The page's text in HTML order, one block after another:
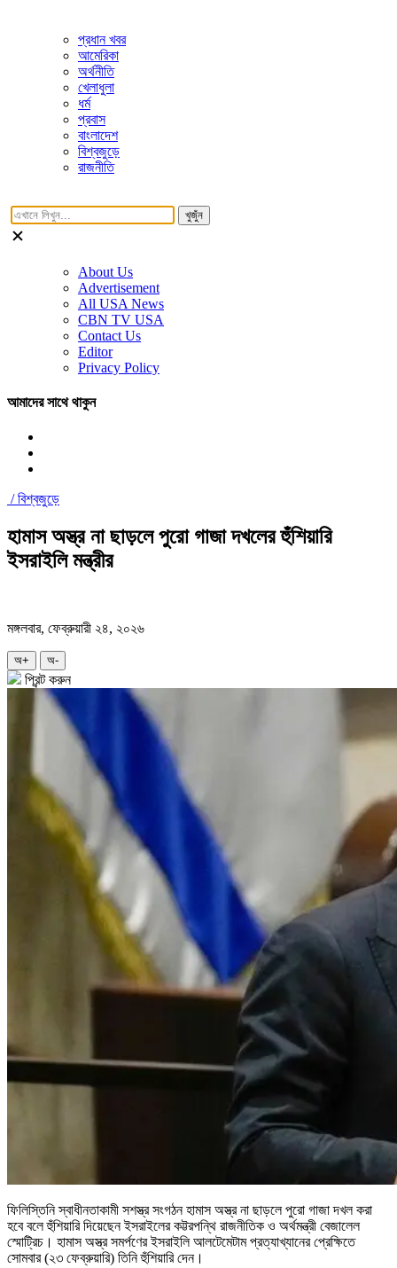
প্রধান খবর
আমেরিকা
অর্থনীতি
খেলাধুলা
ধর্ম
প্রবাস
বাংলাদেশ
বিশ্বজুড়ে
রাজনীতি
খুজুঁন
About Us
Advertisement
All USA News
CBN TV USA
Contact Us
Editor
Privacy Policy
আমাদের সাথে থাকুন
/বিশ্বজুড়ে
হামাস অস্ত্র না ছাড়লে পুরো গাজা দখলের হুঁশিয়ারি
ইসরাইলি মন্ত্রীর
মঙ্গলবার, ফেব্রুয়ারী ২৪, ২০২৬
অ+ অ-
প্রিন্ট করুন
ফিলিস্তিনি স্বাধীনতাকামী সশস্ত্র সংগঠন হামাস অস্ত্র না ছাড়লে পুরো গাজা দখল করা
হবে বলে হুঁশিয়ারি দিয়েছেন ইসরাইলের কট্টরপন্থি রাজনীতিক ও অর্থমন্ত্রী বেজালেল
স্মোট্রিচ। হামাস অস্ত্র সমর্পণের ইসরাইলি আলটেমেটাম প্রত্যাখ্যানের প্রেক্ষিতে
সোমবার (২৩ ফেব্রুয়ারি) তিনি হুঁশিয়ারি দেন।